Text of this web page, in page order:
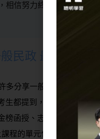
相信努力終會開花結果。
民政 最常討論
多分享一般民政上榜心得、
生都提到，
榜函授、志光函授、高點
程的單元化設計更容易抓